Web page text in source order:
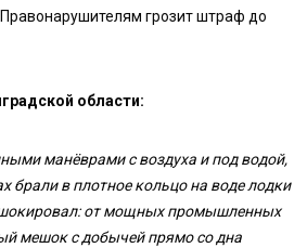
грозит штраф до
области:
манёврами с воздуха и под водой,
брали в плотное кольцо на воде лодки
шокировал: от мощных промышленных
мешок с добычей прямо со дна